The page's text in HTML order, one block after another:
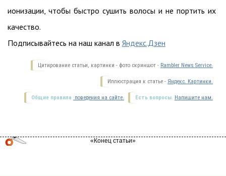
ионизации, чтобы быстро сушить волосы и не портить их
качество.
Подписывайтесь на наш канал в Яндекс.Дзен
Цитирование статьи, картинки - фото скриншот - Rambler News Service.
Иллюстрация к статье - Яндекс. Картинки.
Есть вопросы. Напишите нам.
Общие правила поведения на сайте.